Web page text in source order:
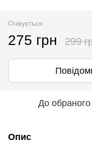
Очікується
275 грн 299
До обраного
Опис